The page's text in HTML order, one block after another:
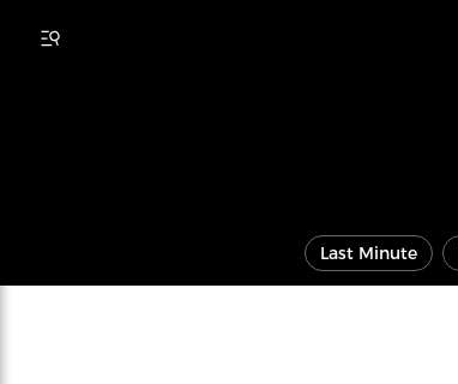
Last Minute